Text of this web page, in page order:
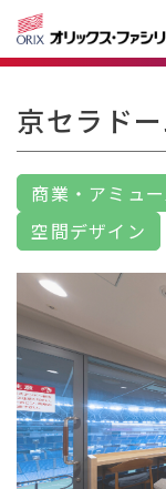
京セラド
商業・アミュ
空間デザイン